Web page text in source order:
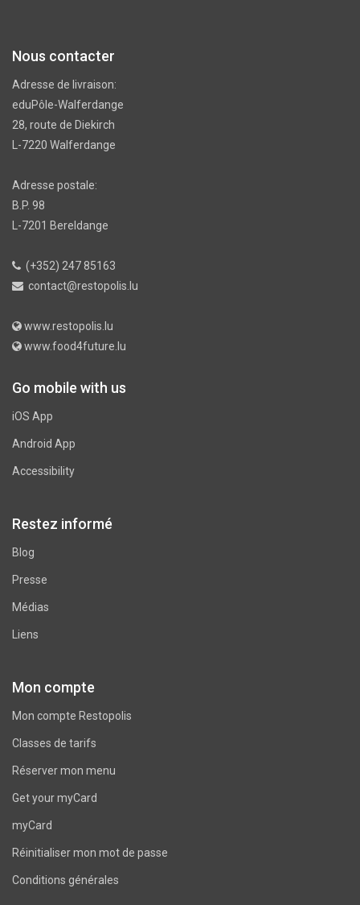
Nous contacter
Adresse de livraison:
eduPôle-Walferdange
28, route de Diekirch
L-7220 Walferdange
Adresse postale:
B.P. 98
L-7201 Bereldange
(+352) 247 85163
contact@restopolis.lu
www.restopolis.lu
www.food4future.lu
Go mobile with us
iOS App
Android App
Accessibility
Restez informé
Blog
Presse
Médias
Liens
Mon compte
Mon compte Restopolis
Classes de tarifs
Réserver mon menu
Get your myCard
myCard
Réinitialiser mon mot de passe
Conditions générales